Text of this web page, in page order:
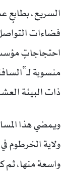
السريع، بطابعٍ
فضاءات التواصل
احتجاجاتٍ
منسوبة
ذات البيئة
ويمضي هذا
ولاية الخرطوم
واسعة منها، ثم